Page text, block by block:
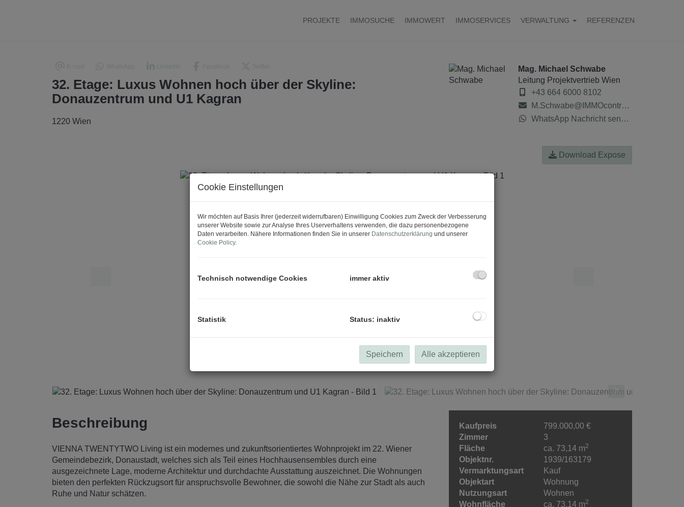
PROJEKTE IMMOSUCHE IMMOWERT IMMOSERVICES VERWALTUNG REFERENZEN
32. Etage: Luxus Wohnen hoch über der Skyline:
Donauzentrum und U1 Kagran
1220 Wien
Mag. Michael Schwabe
Leitung Projektvertrieb Wien
+43 664 6000 8102
M.Schwabe@IMMOcontract.at
WhatsApp Nachricht senden
Download Expose
Beschreibung
VIENNA TWENTYTWO Living ist ein modernes und zukunftsorientiertes Wohnprojekt im 22. Wiener
Gemeindebezirk, Donaustadt, welches sich als Teil eines Hochhausensembles durch eine
ausgezeichnete Lage, moderne Architektur und durchdachte Ausstattung auszeichnet. Die Wohnungen
bieten den perfekten Rückzugsort für anspruchsvolle Bewohner, die sowohl die Nähe zur Stadt als auch
Ruhe und Natur schätzen.
Kaufpreis
799.000,00 €
Zimmer
3
Fläche
ca. 73,14 m2
Objektnr.
1939/163179
Vermarktungsart
Kauf
Objektart
Wohnung
Nutzungsart
Wohnen
Wohnfläche
ca. 73,14 m2
Cookie Einstellungen
Wir möchten auf Basis Ihrer (jederzeit widerrufbaren) Einwilligung Cookies zum Zweck der Verbesserung
unserer Website sowie zur Analyse Ihres Userverhaltens verwenden, die dazu personenbezogene
Daten verarbeiten. Nähere Informationen finden Sie in unserer Datenschutzerklärung und unserer
Cookie Policy.
Technisch notwendige Cookies immer aktiv
Statistik Status: inaktiv
Speichern Alle akzeptieren